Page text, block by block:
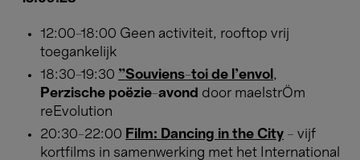
12:00-18:00 Geen activiteit, rooftop vrij
toegankelijk
18:30-19:30 "Souviens-toi de l'envol ,
Perzische poëzie-avond door maelstrÖm
reEvolution
20:30-22:00 Film: Dancing in the City – vijf
kortfilms in samenwerking met het International